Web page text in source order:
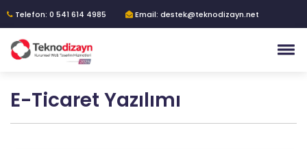
Telefon: 0 541 614 4985 Email: destek@teknodizayn.net
E-Ticaret Yazılımı